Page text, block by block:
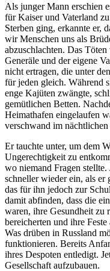
Als junger Mann erschien
für Kaiser und Vaterland
Sterben ging, erkannte er,
wir Menschen uns als
abzuschlachten. Das
Generäle und der eigene
nicht ertragen, die unter
für jeden gleich. Während
enge Kajüten zwängte,
gemütlichen Betten.
Heimathafen eingelaufen
verschwand im
Er tauchte unter, um dem
Ungerechtigkeit zu
wo niemand Fragen
schneller wieder ein, als er
das für ihn jedoch zur
damit abfinden, dass die
waren, ihre Gesundheit zu
bereicherten und ihre
Was drüben in Russland
funktionieren. Bereits
ihres Despoten entledigt.
Gesellschaft aufzubauen.